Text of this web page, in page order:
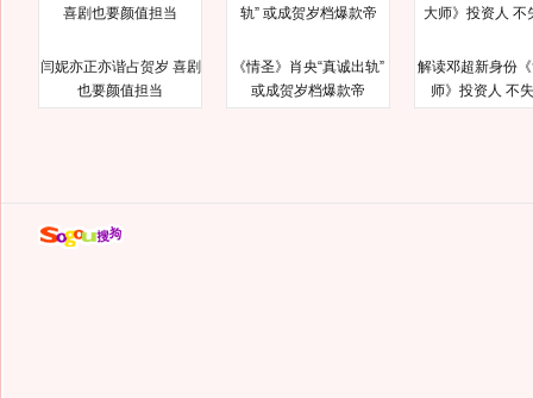
闫妮亦正亦谐占贺岁 喜剧
也要颜值担当
《情圣》肖央“真诚出轨”
或成贺岁档爆款帝
解读邓超新身份
师》投资人 不